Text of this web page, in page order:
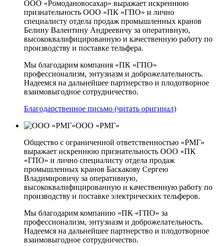
ООО «Ромодановосахар» выражает искреннюю
признательность ООО «ПК «ГПО» и лично
специалисту отдела продаж промышленных кранов
Белину Валентину Андреевичу за оперативную,
высококвалифицированную и качественную работу по
производству и поставке тельфера.
Мы благодарим компания «ПК «ГПО»
профессионализм, энтузиазм и доброжелательность.
Надеемся на дальнейшее партнерство и плодотворное
взаимовыгодное сотрудничество.
Благодарственное письмо (читать оригинал)
ООО «РМГ»
Общество с ограниченной ответственностью «РМГ»
выражает искреннюю признательность ООО «ПК
«ГПО» и лично специалисту отдела продаж
промышленных кранов Баскакову Сергею
Владимировичу за оперативную,
высококвалифицированную и качественную работу по
производству и поставке электрических тельферов.
Мы благодарим компанию «ПК «ГПО» за
профессионализм, энтузиазм и доброжелательность.
Надеемся на дальнейшее партнерство и плодотворное
взаимовыгодное сотрудничество.